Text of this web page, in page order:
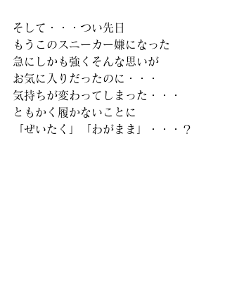
そして・・・つい先日
もうこのスニーカー嫌になった
急にしかも強くそんな思いが
お気に入りだったのに・・・
気持ちが変わってしまった・・・
ともかく履かないことに
「ぜいたく」「わがまま」・・・？